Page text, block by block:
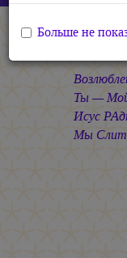
Ты —
Исус
Мы
Больше не